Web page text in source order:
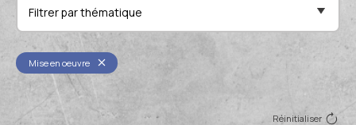
Filtrer par thématique
Mise en oeuvre
Réinitialiser